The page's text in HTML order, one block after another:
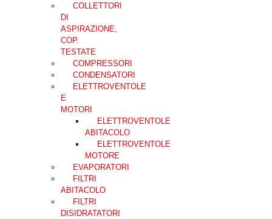
COLLETTORI
DI
ASPIRAZIONE,
COP.
TESTATE
COMPRESSORI
CONDENSATORI
ELETTROVENTOLE
E
MOTORI
ELETTROVENTOLE
ABITACOLO
ELETTROVENTOLE
MOTORE
EVAPORATORI
FILTRI
ABITACOLO
FILTRI
DISIDRATATORI